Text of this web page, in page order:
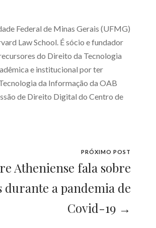
Federal de Minas Gerais (UFMG)
Law School. É sócio e fundador
do Direito da Tecnologia
e institucional por ter
da Informação da OAB
de Direito Digital do Centro de
PRÓXIMO POST
Atheniense fala sobre
durante a pandemia de
Covid-19 →
newsletter